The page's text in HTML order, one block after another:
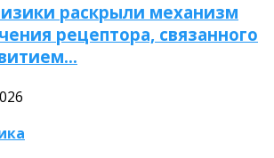
раскрыли механизм
рецептора, связанного